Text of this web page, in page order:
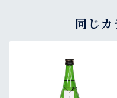
同じ